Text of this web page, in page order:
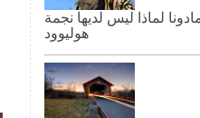
لماذا ليس لديها نجمة
هوليوود